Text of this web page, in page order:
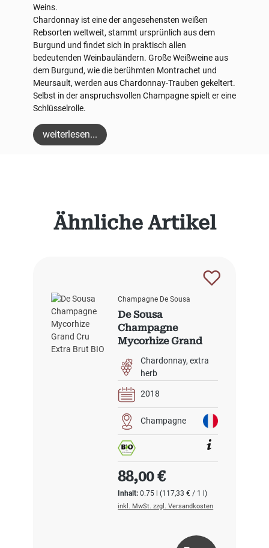
Produktgalerie überspringen
Ähnliche Artikel
Champagne De Sousa
De Sousa
Champagne
Mycorhize Grand
Chardonnay extra
herb
2018
Champagne
Inhalt:0.75 l(117,33 € / 1 l)
Regulärer Preis:
88,00 €
inkl. MwSt. zzgl. Versandkosten
Weins.
Chardonnay ist eine der angesehensten weißen
Rebsorten weltweit, stammt ursprünlich aus dem
Burgund und findet sich in praktisch allen
bedeutenden Weinbauländern. Große Weißweine aus
dem Burgund, wie die berühmten Montrachet und
Meursault, werden aus Chardonnay-Trauben gekeltert.
Selbst in der anspruchsvollen Champagne spielt er eine
Schlüsselrolle.
weiterlesen...